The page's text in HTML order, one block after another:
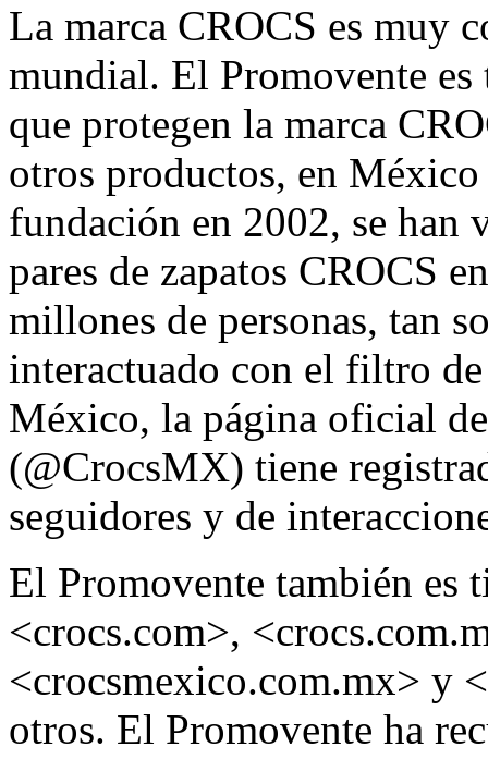
La marca CROCS es muy
mundial. El Promovente
que protegen la marca
otros productos, en
fundación en 2002, se han
pares de zapatos CROCS
millones de personas, tan
interactuado con el filtro
México, la página oficial
(@CrocsMX) tiene
seguidores y de
El Promovente también es
<crocs.com>,
<crocsmexico.com.mx> y
otros. El Promovente ha